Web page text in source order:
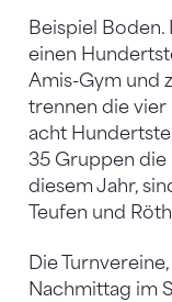
Beispiel
einen
Amis-Gym und
trennen die vier
acht
35 Gruppen die
diesem Jahr,
Teufen und
Die
Nachmittag im